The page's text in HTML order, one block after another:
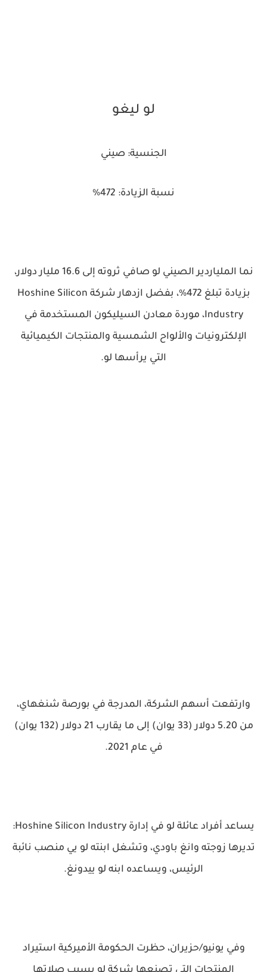
لو ليغو
الجنسية: صيني
نسبة الزيادة: 472%
نما الملياردير الصيني لو صافي ثروته إلى 16.6 مليار دولار،
بزيادة تبلغ 472%، بفضل ازدهار شركة Hoshine Silicon
Industry، موردة معادن السيليكون المستخدمة في
الإلكترونيات والألواح الشمسية والمنتجات الكيميائية
التي يرأسها لو.
وارتفعت أسهم الشركة، المدرجة في بورصة شنغهاي،
من 5.20 دولار (33 يوان) إلى ما يقارب 21 دولار (132 يوان)
في عام 2021.
يساعد أفراد عائلة لو في إدارة Hoshine Silicon Industry:
تديرها زوجته وانغ باودي، وتشغل ابنته لو يي منصب نائبة
الرئيس، ويساعده ابنه لو ييدونغ.
وفي يونيو/حزيران، حظرت الحكومة الأميركية استيراد